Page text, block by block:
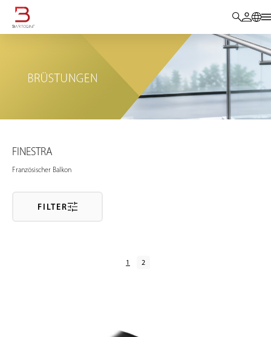
FINESTRA
Französischer Balkon
FILTER
1 2